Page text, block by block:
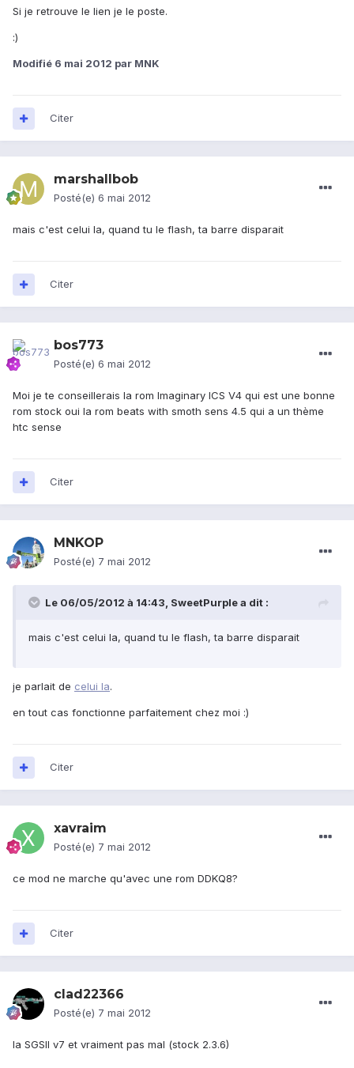
Si je retrouve le lien je le poste.
:)
Modifié 6 mai 2012 par MNK
Citer
marshallbob
Posté(e) 6 mai 2012
mais c'est celui la, quand tu le flash, ta barre disparait
Citer
bos773
Posté(e) 6 mai 2012
Moi je te conseillerais la rom Imaginary ICS V4 qui est une bonne
rom stock oui la rom beats with smoth sens 4.5 qui a un thème
htc sense
Citer
MNKOP
Posté(e) 7 mai 2012
Le 06/05/2012 à 14:43, SweetPurple a dit :
mais c'est celui la, quand tu le flash, ta barre disparait
je parlait de celui la.
en tout cas fonctionne parfaitement chez moi :)
Citer
xavraim
Posté(e) 7 mai 2012
ce mod ne marche qu'avec une rom DDKQ8?
Citer
clad22366
Posté(e) 7 mai 2012
la SGSII v7 et vraiment pas mal (stock 2.3.6)